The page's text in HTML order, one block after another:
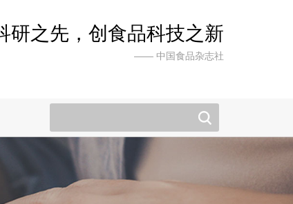
研之先，创食品科技之新
—— 中国食品杂志社